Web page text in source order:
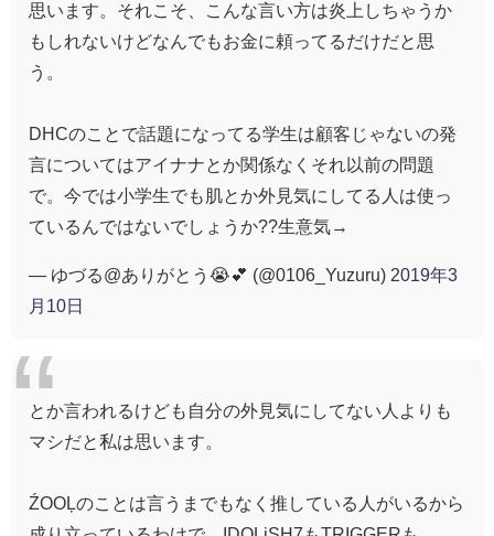
思います。それこそ、こんな言い方は炎上しちゃうか
もしれないけどなんでもお金に頼ってるだけだと思
う。
DHCのことで話題になってる学生は顧客じゃないの発
言についてはアイナナとか関係なくそれ以前の問題
で。今では小学生でも肌とか外見気にしてる人は使っ
ているんではないでしょうか??生意気→
— ゆづる@ありがとう😭💕 (@0106_Yuzuru) 2019年3
月10日
とか言われるけども自分の外見気にしてない人よりも
マシだと私は思います。
ŹOOĻのことは言うまでもなく推している人がいるから